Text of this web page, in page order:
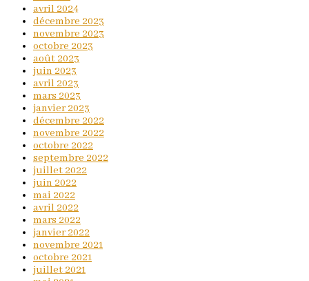
avril 2024
décembre 2023
novembre 2023
octobre 2023
août 2023
juin 2023
avril 2023
mars 2023
janvier 2023
décembre 2022
novembre 2022
octobre 2022
septembre 2022
juillet 2022
juin 2022
mai 2022
avril 2022
mars 2022
janvier 2022
novembre 2021
octobre 2021
juillet 2021